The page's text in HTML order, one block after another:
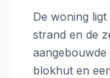
De woning
strand en de
blokhut en